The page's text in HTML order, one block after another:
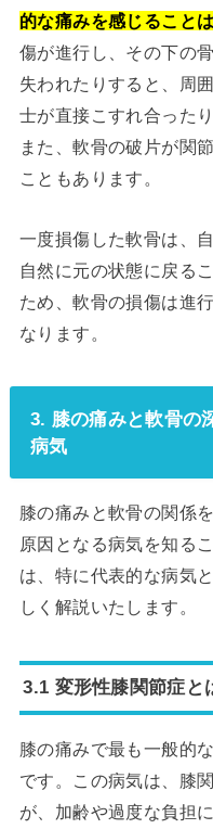
的な痛みを感じること
傷が進行し、その下の
失われたりすると、周
士が直接こすれ合った
また、軟骨の破片が関
こともあります。
一度損傷した軟骨は、
自然に元の状態に戻る
ため、軟骨の損傷は進
なります。
3. 膝の痛みと軟骨の
病気
膝の痛みと軟骨の関係
原因となる病気を知る
は、特に代表的な病気
しく解説いたします。
3.1 変形性膝関節症と
膝の痛みで最も一般的
です。この病気は、膝
が、加齢や過度な負担